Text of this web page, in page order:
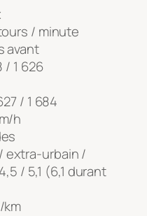
/ minute
avant
/ 1 626
/ 1 684
h
extra-urbain /
/ 5,1 (6,1 durant
km